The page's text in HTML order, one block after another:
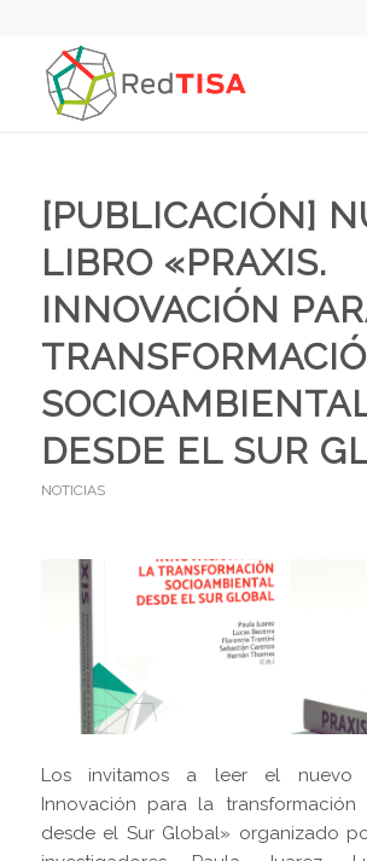
[PUBLICACIÓN]
LIBRO «PRAXIS.
INNOVACIÓN
DESDE EL SUR
NOTICIAS
Los invitamos a leer el nuevo
Innovación para la transformación
desde el Sur Global» organizado